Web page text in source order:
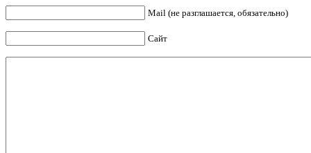
Mail (не разглашается, обязательно)
Сайт